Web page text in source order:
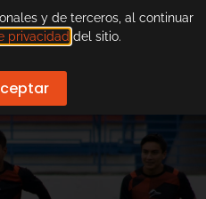
y de terceros, al continuar
privacidad del sitio.